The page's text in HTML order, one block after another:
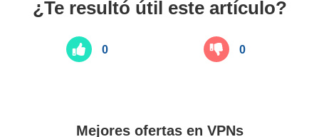
¿Te resultó útil este artículo?
0 0
Mejores ofertas en VPNs